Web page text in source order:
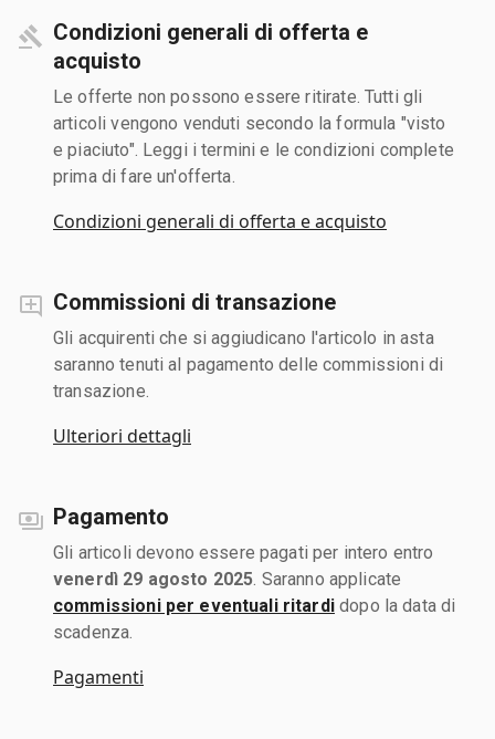
Condizioni generali di offerta e
acquisto
Le offerte non possono essere ritirate. Tutti gli
articoli vengono venduti secondo la formula "visto
e piaciuto". Leggi i termini e le condizioni complete
prima di fare un'offerta.
Condizioni generali di offerta e acquisto
Commissioni di transazione
Gli acquirenti che si aggiudicano l'articolo in asta
saranno tenuti al pagamento delle commissioni di
transazione.
Ulteriori dettagli
Pagamento
Gli articoli devono essere pagati per intero entro
venerdì 29 agosto 2025 . Saranno applicate
commissioni per eventuali ritardidopo la data di
scadenza.
Pagamenti